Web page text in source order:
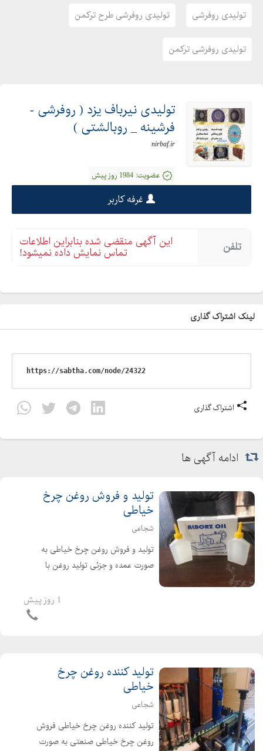
تولیدی روفرشی تولیدی روفرشی طرح ترکمن
تولیدی روفرشی ترکمن
تولیدی نیرباف یزد ( روفرشی -
فرشینه _ روبالشتی )
nirbaf.ir
عضویت: 1984 روز پیش
غرفه کاربر
تلفن این آگهی منقضی شده بنابراین اطلاعات
تماس نمایش داده نمیشود!
لینک اشتراک گذاری
اشتراک گذاری
ادامه آگهی ها
تولید و فروش روغن چرخ
خیاطی
شجاعی
تولید و فروش روغن چرخ خیاطی به
صورت عمده و جزئی تولید روغن با
قیمت مناسب و کیفیت عالی خرید
1 روز پیش
تولید کننده روغن چرخ
خیاطی
شجاعی
تولید کننده روغن چرخ خیاطی فروش
روغن چرخ خیاطی صنعتی به صورت